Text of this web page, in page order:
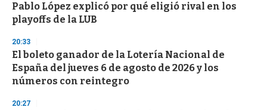
Pablo López explicó por qué eligió rival en los
playoffs de la LUB
20:33
El boleto ganador de la Lotería Nacional de
España del jueves 6 de agosto de 2026 y los
números con reintegro
20:27